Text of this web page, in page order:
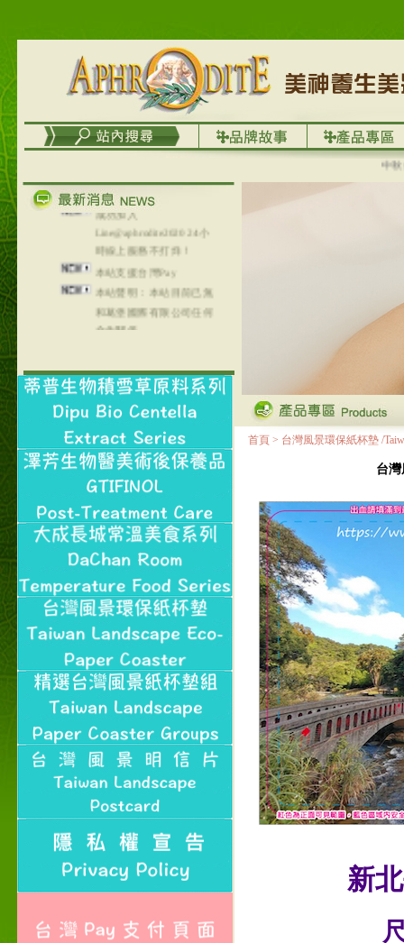
中秋優
列，可以郵寄至部分亞太
在外租屋者、居住處無管
理員、不方便在工作地點
取件者，歡迎多多使用
【郵局i郵箱】的服務喔～
【i郵箱】設立的地點，請
成功加入
Line@aphrodite2020 24小
時線上服務不打烊！
本站支援台灣Pay
本站聲明：本站目前已無
和葛堡國際有限公司任何
合作關係
本站支援支付宝
陆运费不限重量，调降为
NT$320(RMB￥71.00)
首頁 > 台灣風景環保紙杯墊 /
台灣
新